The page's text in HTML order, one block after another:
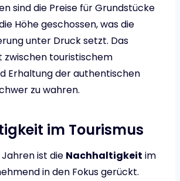
sind die Preise für Grundstücke
Höhe geschossen, was die
unter Druck setzt. Das
zwischen touristischem
Erhaltung der authentischen
zu wahren.
im Tourismus
ist die Nachhaltigkeit im
in den Fokus gerückt.